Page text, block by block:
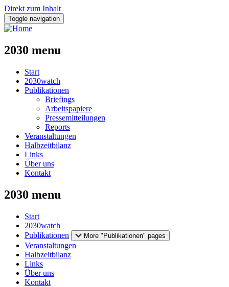
Direkt zum Inhalt
Toggle navigation
2030 menu
Start
2030watch
Publikationen
Briefings
Arbeitspapiere
Pressemitteilungen
Reports
Veranstaltungen
Halbzeitbilanz
Links
Über uns
Kontakt
2030 menu
Start
2030watch
Publikationen
More "Publikationen" pages
Veranstaltungen
Halbzeitbilanz
Links
Über uns
Kontakt